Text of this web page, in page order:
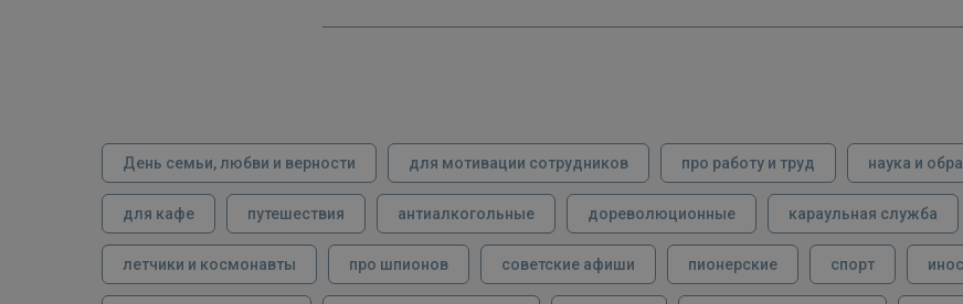
День семьи, любви и верности для мотивации сотрудников про работу и труд наука и
для кафе путешествия антиалкогольные дореволюционные караульная служба
летчики и космонавты про шпионов советские афиши пионерские спорт